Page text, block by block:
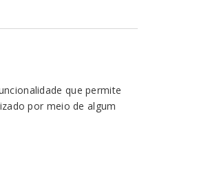
que permite
por meio de algum